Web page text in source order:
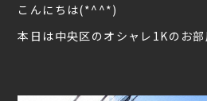
こんにちは(*^^*)
本日は中央区のオシャレ1Kのお部